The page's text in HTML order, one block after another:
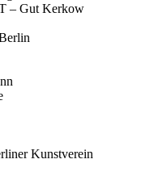
– Gut Kerkow
Kunstverein